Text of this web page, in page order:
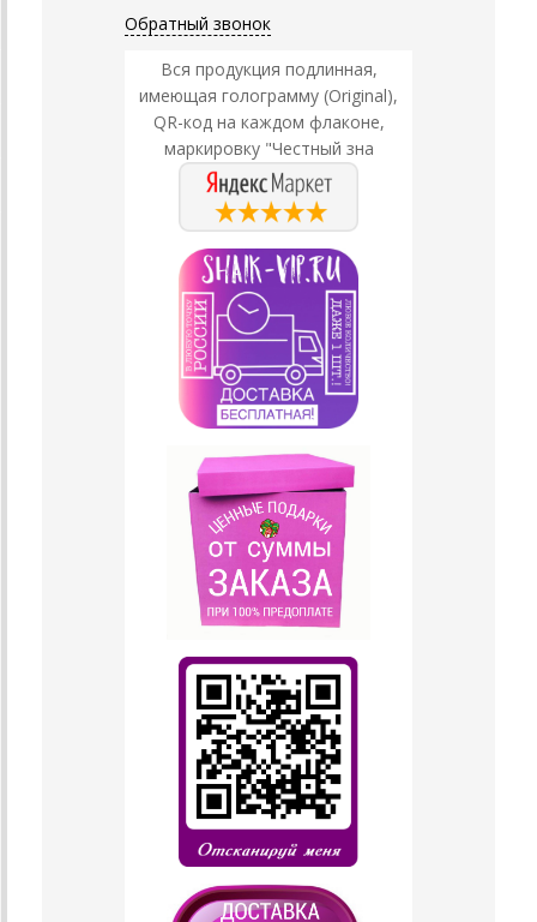
Обратный звонок
Вся продукция подлинная,
имеющая голограмму (Original),
QR-код на каждом флаконе,
маркировку "Честный зна